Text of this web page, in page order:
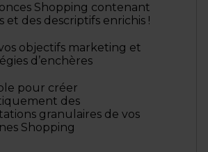
Shopping contenant
et des descriptifs enrichis !
objectifs marketing et
d’enchères
pour créer
des
granulaires de vos
Shopping